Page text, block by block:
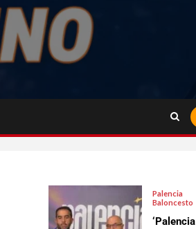
Palencia
Baloncesto
‘Palencia